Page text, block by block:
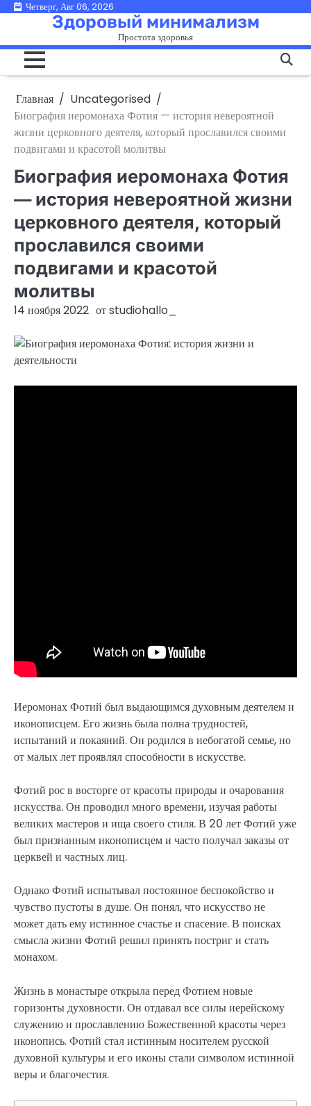
ПерейтиЧетверг, Авг 06, 2026
Здоровый минимализм
Простота здоровья
Главная
Uncategorised
Биография иеромонаха Фотия — история невероятной
жизни церковного деятеля, который прославился своими
подвигами и красотой молитвы
Биография иеромонаха Фотия
— история невероятной жизни
церковного деятеля, который
прославился своими
подвигами и красотой
молитвы
14 ноября 2022 отstudiohallo_
Иеромонах Фотий был выдающимся духовным деятелем и
иконописцем. Его жизнь была полна трудностей,
испытаний и покаяний. Он родился в небогатой семье, но
от малых лет проявлял способности в искусстве.
Фотий рос в восторге от красоты природы и очарования
искусства. Он проводил много времени, изучая работы
великих мастеров и ища своего стиля. В 20 лет Фотий уже
был признанным иконописцем и часто получал заказы от
церквей и частных лиц.
Однако Фотий испытывал постоянное беспокойство и
чувство пустоты в душе. Он понял, что искусство не
может дать ему истинное счастье и спасение. В поисках
смысла жизни Фотий решил принять постриг и стать
монахом.
Жизнь в монастыре открыла перед Фотием новые
горизонты духовности. Он отдавал все силы иерейскому
служению и прославлению Божественной красоты через
иконопись. Фотий стал истинным носителем русской
духовной культуры и его иконы стали символом истинной
веры и благочестия.